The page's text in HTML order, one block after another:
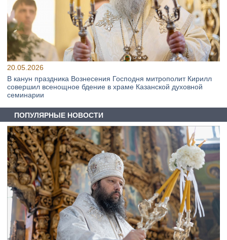
20.05.2026
В канун праздника Вознесения Господня митрополит Кирилл
совершил всенощное бдение в храме Казанской духовной
семинарии
ПОПУЛЯРНЫЕ НОВОСТИ